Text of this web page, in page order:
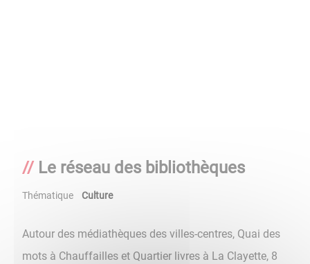
Le réseau des bibliothèques
Thématique Culture
Autour des médiathèques des villes-centres, Quai des
mots à Chauffailles et Quartier livres à La Clayette, 8